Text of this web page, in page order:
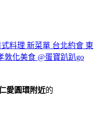
料理 新菜單 台北約會 東
敦化美食 @蛋寶趴趴go
愛圓環附近的